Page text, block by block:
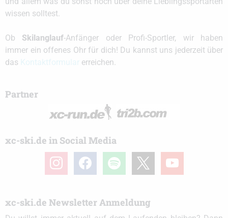
wissen solltest.
Ob Skilanglauf-Anfänger oder Profi-Sportler, wir haben
immer ein offenes Ohr für dich! Du kannst uns jederzeit über
das
erreichen.
Partner
xc-ski.de in Social Media
instagramfacebook spotify youtube
xc-ski.de Newsletter Anmeldung